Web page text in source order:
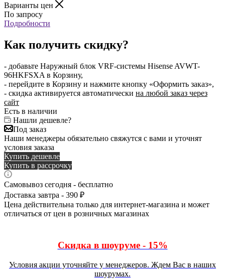
Варианты цен
По запросу
Подробности
Как получить скидку?
- добавьте Наружный блок VRF-системы Hisense AVWT-
96HKFSXA в Корзину,
- перейдите в Корзину и нажмите кнопку «Оформить заказ»,
- скидка активируется автоматически на любой заказ через
сайт
Есть в наличии
Нашли дешевле?
Под заказ
Наши менеджеры обязательно свяжутся с вами и уточнят
условия заказа
Купить дешевле
Купить в рассрочку
Самовывоз сегодня - бесплатно
Доставка завтра - 390 ₽
Цена действительна только для интернет-магазина и может
отличаться от цен в розничных магазинах
Скидка в шоуруме - 15%
Условия акции уточняйте у менеджеров. Ждем Вас в наших
шоурумах.